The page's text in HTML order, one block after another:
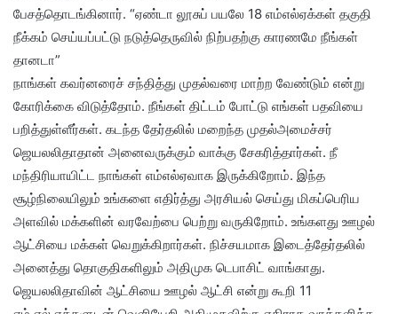
பேசத்தொடங்கினார். “ஏண்டா லூசுப் பயலே 18 எம்எல்ஏக்கள் தகுதி
நீக்கம் செய்யப்பட்டு நடுத்தெருவில் நிற்பதற்கு காரணமே நீங்கள்
தானடா”
நாங்கள் கவர்னரைச் சந்தித்து முதல்வரை மாற்ற வேண்டும் என்று
கோரிக்கை விடுத்தோம். நீங்கள் திட்டம் போட்டு எங்கள் பதவியை
பறித்துள்ளீர்கள். கடந்த தேர்தலில் மறைந்த முதல்அமைச்சர்
ஜெயலலிதாதான் அனைவருக்கும் வாக்கு சேகரித்தார்கள். நீ
மந்திரியாயிட்ட நாங்கள் எம்எல்ஏவாக இருக்கிறோம். இந்த
சூழ்நிலையிலும் உங்களை எதிர்த்து அரசியல் செய்து மிகப்பெரிய
அளவில் மக்களின் வரவேற்பை பெற்று வருகிறோம். உங்களது ஊழல்
ஆட்சியை மக்கள் வெறுக்கிறார்கள். நிச்சயமாக இடைத்தேர்தலில்
அனைத்து தொகுதிகளிலும் அதிமுக டெபாசிட் வாங்காது.
ஜெயலலிதாவின் ஆட்சியை ஊழல் ஆட்சி என்று கூறி 11